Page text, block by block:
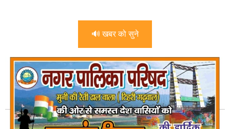
🔊 खबर को सुने